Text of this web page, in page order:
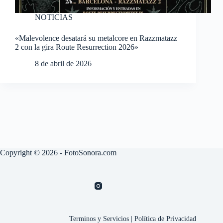
NOTICIAS
«Malevolence desatará su metalcore en Razzmatazz
2 con la gira Route Resurrection 2026»
8 de abril de 2026
Copyright © 2026 - FotoSonora.com
Terminos y Servicios |Política de Privacidad